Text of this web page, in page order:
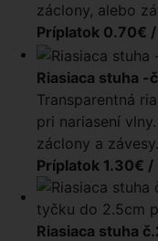
záclony, alebo
Príplatok 0.70€ /
Riasiaca stuha -
Transparentná
pri nariasení
záclony a závesy.
Príplatok 1.30€ /
Riasiaca stuha